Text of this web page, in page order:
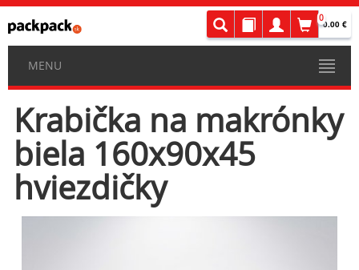
0
0.00 €
MENU
Krabička na makrónky
biela 160x90x45
hviezdičky